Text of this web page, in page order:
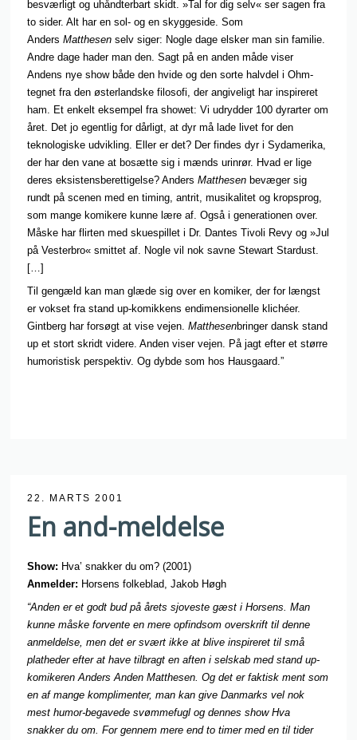
besværligt og uhåndterbart skidt. »Tal for dig selv« ser sagen fra
to sider. Alt har en sol- og en skyggeside. Som
AndersMatthesen selv siger: Nogle dage elsker man sin familie.
Andre dage hader man den. Sagt på en anden måde viser
Andens nye show både den hvide og den sorte halvdel i Ohm-
tegnet fra den østerlandske filosofi, der angiveligt har inspireret
ham. Et enkelt eksempel fra showet: Vi udrydder 100 dyrarter om
året. Det jo egentlig for dårligt, at dyr må lade livet for den
teknologiske udvikling. Eller er det? Der findes dyr i Sydamerika,
der har den vane at bosætte sig i mænds urinrør. Hvad er lige
deres eksistensberettigelse? AndersMatthesen bevæger sig
rundt på scenen med en timing, antrit, musikalitet og kropsprog,
som mange komikere kunne lære af. Også i generationen over.
Måske har flirten med skuespillet i Dr. Dantes Tivoli Revy og »Jul
på Vesterbro« smittet af. Nogle vil nok savne Stewart Stardust.
[…]
Til gengæld kan man glæde sig over en komiker, der for længst
er vokset fra stand up-komikkens endimensionelle klichéer.
Gintberg har forsøgt at vise vejen.Matthesenbringer dansk stand
up et stort skridt videre. Anden viser vejen. På jagt efter et større
humoristisk perspektiv. Og dybde som hos Hausgaard.”
22. MARTS 2001
En and-meldelse
Show: Hva’ snakker du om? (2001)
Anmelder: Horsens folkeblad, Jakob Høgh
“Anden er et godt bud på årets sjoveste gæst i Horsens. Man
kunne måske forvente en mere opfindsom overskrift til denne
anmeldelse, men det er svært ikke at blive inspireret til små
platheder efter at have tilbragt en aften i selskab med stand up-
komikeren Anders Anden Matthesen. Og det er faktisk ment som
en af mange komplimenter, man kan give Danmarks vel nok
mest humor-begavede svømmefugl og dennes show Hva
snakker du om. For gennem mere end to timer med en til tider